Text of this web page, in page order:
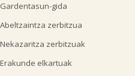
Gardentasun-gida
Abeltzaintza zerbitzua
Nekazaritza zerbitzuak
Erakunde elkartuak